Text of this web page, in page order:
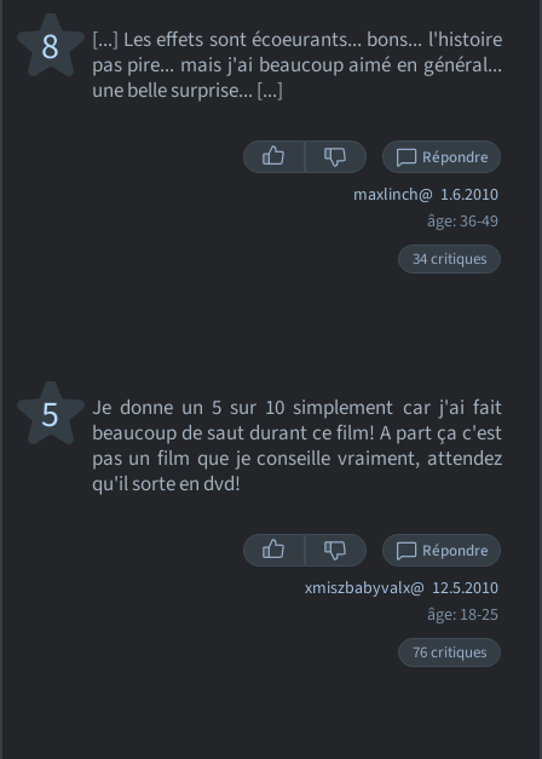
[...] Les effets sont écoeurants... bons... l'histoire
pas pire... mais j'ai beaucoup aimé en général...
une belle surprise... [...]
8
Répondre
maxlinch@ 1.6.2010
âge: 36-49
34 critiques
Je donne un 5 sur 10 simplement car j'ai fait
beaucoup de saut durant ce film! A part ça c'est
pas un film que je conseille vraiment, attendez
qu'il sorte en dvd!
5
Répondre
xmiszbabyvalx@ 12.5.2010
âge: 18-25
76 critiques